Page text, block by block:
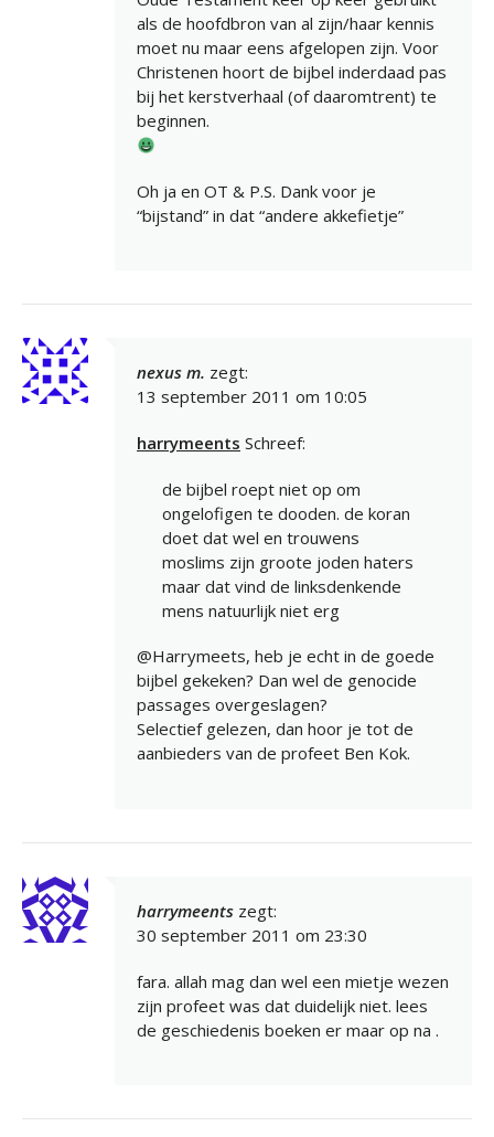
als de hoofdbron van al zijn/haar kennis
moet nu maar eens afgelopen zijn. Voor
Christenen hoort de bijbel inderdaad pas
bij het kerstverhaal (of daaromtrent) te
beginnen.
Oh ja en OT & P.S. Dank voor je
“bijstand” in dat “andere akkefietje”
nexus m. zegt:
13 september 2011 om 10:05
harrymeents Schreef:
de bijbel roept niet op om
ongelofigen te dooden. de koran
doet dat wel en trouwens
moslims zijn groote joden haters
maar dat vind de linksdenkende
mens natuurlijk niet erg
@Harrymeets, heb je echt in de goede
bijbel gekeken? Dan wel de genocide
passages overgeslagen?
Selectief gelezen, dan hoor je tot de
aanbieders van de profeet Ben Kok.
harrymeents zegt:
30 september 2011 om 23:30
fara. allah mag dan wel een mietje wezen
zijn profeet was dat duidelijk niet. lees
de geschiedenis boeken er maar op na .